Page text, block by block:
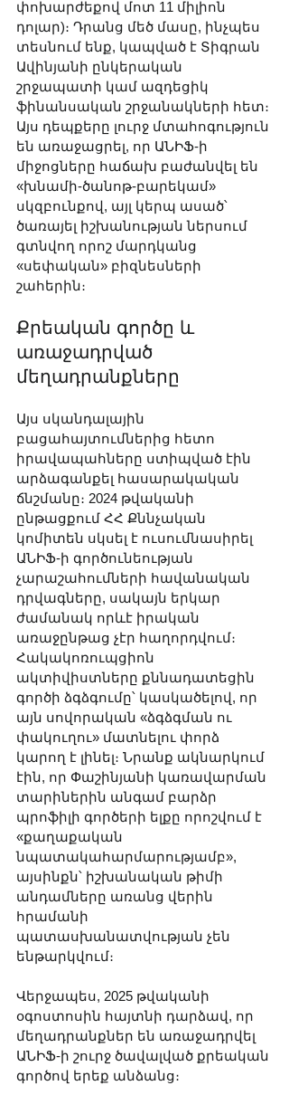
փոխարժեքով մոտ 11 միլիոն
դոլար)։ Դրանց մեծ մասը, ինչպես
տեսնում ենք, կապված է Տիգրան
Ավինյանի ընկերական
շրջապատի կամ ազդեցիկ
ֆինանսական շրջանակների հետ։
Այս դեպքերը լուրջ մտահոգություն
են առաջացրել, որ ԱՆԻՖ-ի
միջոցները հաճախ բաժանվել են
«խնամի-ծանոթ-բարեկամ»
սկզբունքով, այլ կերպ ասած՝
ծառայել իշխանության ներսում
գտնվող որոշ մարդկանց
«սեփական» բիզնեսների
շահերին։
Քրեական գործը և
առաջադրված
մեղադրանքները
Այս սկանդալային
բացահայտումներից հետո
իրավապահները ստիպված էին
արձագանքել հասարակական
ճնշմանը։ 2024 թվականի
ընթացքում ՀՀ Քննչական
կոմիտեն սկսել է ուսումնասիրել
ԱՆԻՖ-ի գործունեության
չարաշահումների հավանական
դրվագները, սակայն երկար
ժամանակ որևէ իրական
առաջընթաց չէր հաղորդվում։
Հակակոռուպցիոն
ակտիվիստները քննադատեցին
գործի ձգձգումը՝ կասկածելով, որ
այն սովորական «ձգձգման ու
փակուղու» մատնելու փորձ
կարող է լինել։ Նրանք ակնարկում
էին, որ Փաշինյանի կառավարման
տարիներին անգամ բարձր
պրոֆիլի գործերի ելքը որոշվում է
«քաղաքական
նպատակահարմարությամբ»,
այսինքն՝ իշխանական թիմի
անդամները առանց վերին
հրամանի
պատասխանատվության չեն
ենթարկվում։
Վերջապես, 2025 թվականի
օգոստոսին հայտնի դարձավ, որ
մեղադրանքներ են առաջադրվել
ԱՆԻՖ-ի շուրջ ծավալված քրեական
գործով երեք անձանց։